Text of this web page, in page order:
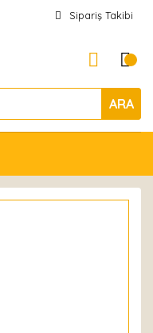
Sipariş Takibi
ARA